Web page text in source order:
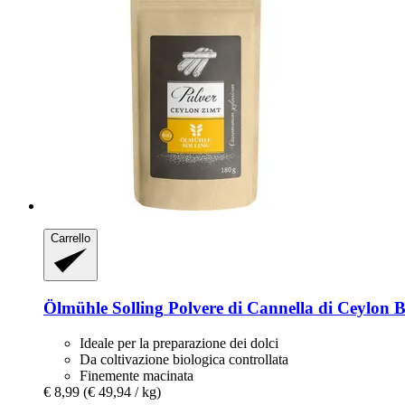
Carrello
Ölmühle Solling Polvere di Cannella di Ceylon
Ideale per la preparazione dei dolci
Da coltivazione biologica controllata
Finemente macinata
€ 8,99 (€ 49,94 / kg)